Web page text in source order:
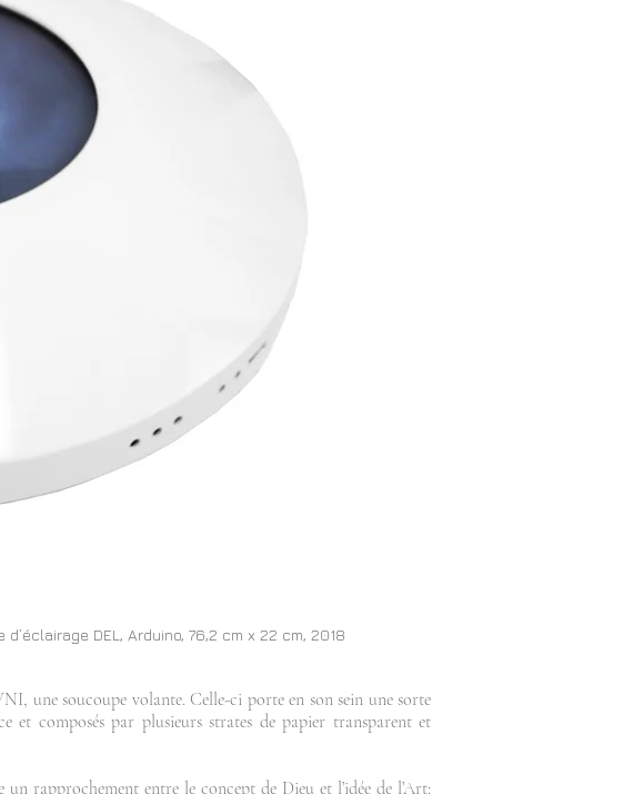
DEL, Arduino, 76,2 cm x 22 cm, 2018
une soucoupe volante. Celle-ci porte en son sein une sorte
et composés par plusieurs strates de papier transparent et
un rapprochement entre le concept de Dieu et l’idée de l’Art: